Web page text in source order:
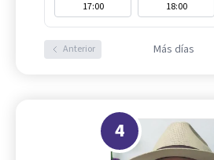
17:00
18:00
Anterior Más días
4